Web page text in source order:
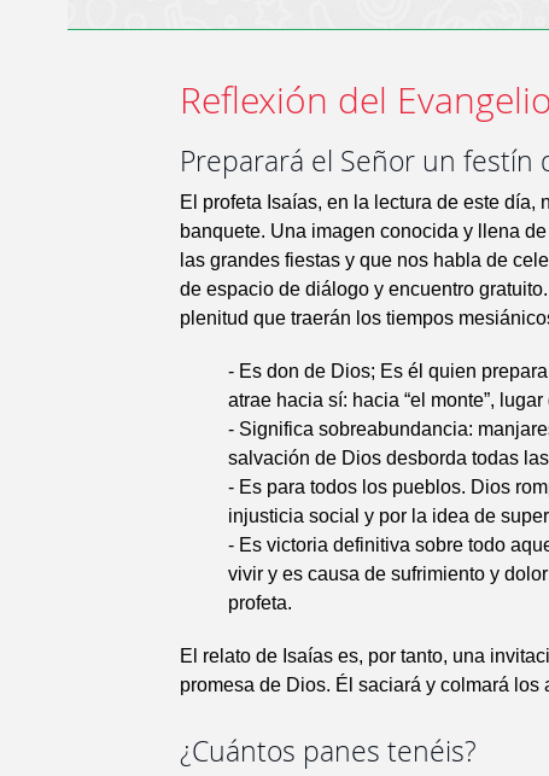
Reflexión del
Preparará el Señor un festín
El profeta Isaías, en la lectura de este día,
banquete. Una imagen conocida y llena
las grandes fiestas y que nos habla de
de espacio de diálogo y encuentro
plenitud que traerán los tiempos
- Es don de Dios; Es él quien
atrae hacia sí: hacia “el monte”,
- Significa sobreabundancia:
salvación de Dios desborda todas
- Es para todos los pueblos. Dios
injusticia social y por la idea de
- Es victoria definitiva sobre todo
vivir y es causa de sufrimiento y
profeta.
El relato de Isaías es, por tanto, una
promesa de Dios. Él saciará y colmará
¿Cuántos panes tenéis?